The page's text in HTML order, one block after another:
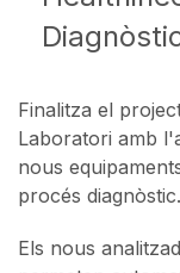
Finalitza el
Laboratori amb
nous
procés diagnòstic.
Els nous